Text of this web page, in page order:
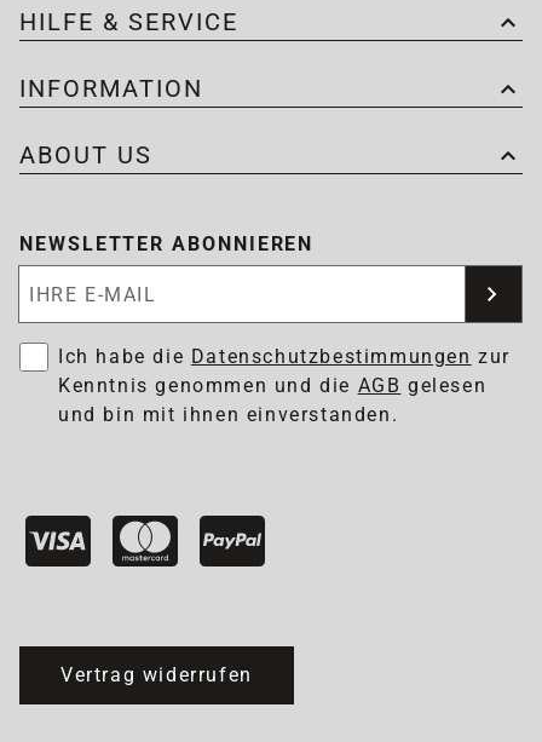
HILFE & SERVICE
INFORMATION
ABOUT US
NEWSLETTER ABONNIEREN
Ich habe die Datenschutzbestimmungen zur
Kenntnis genommen und die AGB gelesen
und bin mit ihnen einverstanden.
Vertrag widerrufen